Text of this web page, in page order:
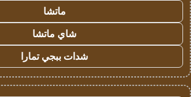
ماتشا
شاي ماتشا
شدات ببجي تمارا